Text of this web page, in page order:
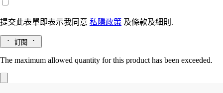
提交此表單即表示我同意 私隱政策 及條款及細則.
訂閱
The maximum allowed quantity for this product has been exceeded.